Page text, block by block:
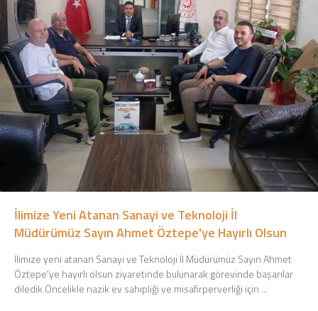
İlimize Yeni Atanan Sanayi ve Teknoloji İl
Müdürümüz Sayın Ahmet Öztepe'ye Hayırlı Olsun
Ziyaretinde Bulunduk.
İlimize yeni atanan Sanayi ve Teknoloji İl Müdürümüz Sayın Ahmet
Öztepe'ye hayırlı olsun ziyaretinde bulunarak görevinde başarılar
diledik.Öncelikle nazik ev sahipliği ve misafirperverliği için ...